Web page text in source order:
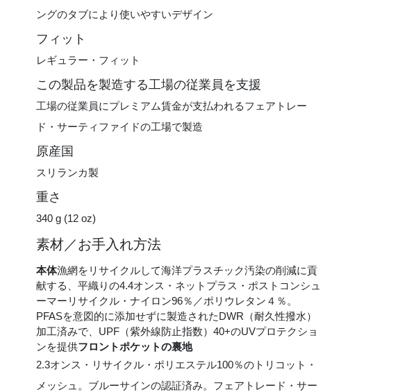
ングのタブにより使いやすいデザイン
フィット
レギュラー・フィット
この製品を製造する工場の従業員を支援
工場の従業員にプレミアム賃金が支払われるフェアトレー
ド・サーティファイドの工場で製造
原産国
スリランカ製
重さ
340 g (12 oz)
素材／お手入れ方法
本体漁網をリサイクルして海洋プラスチック汚染の削減に貢
献する、平織りの4.4オンス・ネットプラス・ポストコンシュ
ーマーリサイクル・ナイロン96％／ポリウレタン４％。
PFASを意図的に添加せずに製造されたDWR（耐久性撥水）
加工済みで、UPF（紫外線防止指数）40+のUVプロテクショ
ンを提供フロントポケットの裏地
2.3オンス・リサイクル・ポリエステル100％のトリコット・
メッシュ。ブルーサインの認証済み。フェアトレード・サー